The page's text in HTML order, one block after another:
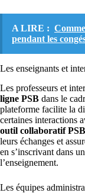
A LIRE :
pendant les
Les enseignants et
Les professeurs et
ligne PSB dans le
plateforme facilite la
certaines interactions
outil collaboratif PSB
leurs échanges et
en s’inscrivant dans
l’enseignement.
Les équipes